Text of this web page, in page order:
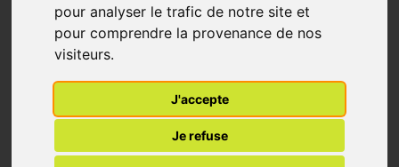
pour analyser le trafic de notre site et
pour comprendre la provenance de nos
visiteurs.
J'accepte
Je refuse